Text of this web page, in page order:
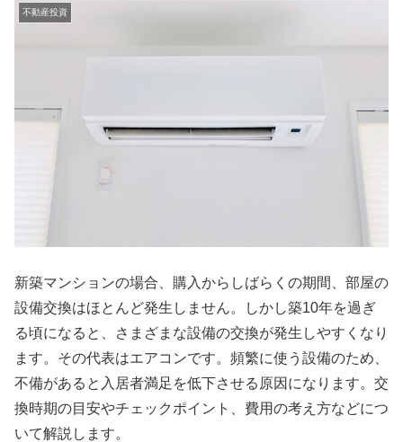
不動産投資
新築マンションの場合、購入からしばらくの期間、部屋の
設備交換はほとんど発生しません。しかし築10年を過ぎ
る頃になると、さまざまな設備の交換が発生しやすくなり
ます。その代表はエアコンです。頻繁に使う設備のため、
不備があると入居者満足を低下させる原因になります。交
換時期の目安やチェックポイント、費用の考え方などにつ
いて解説します。